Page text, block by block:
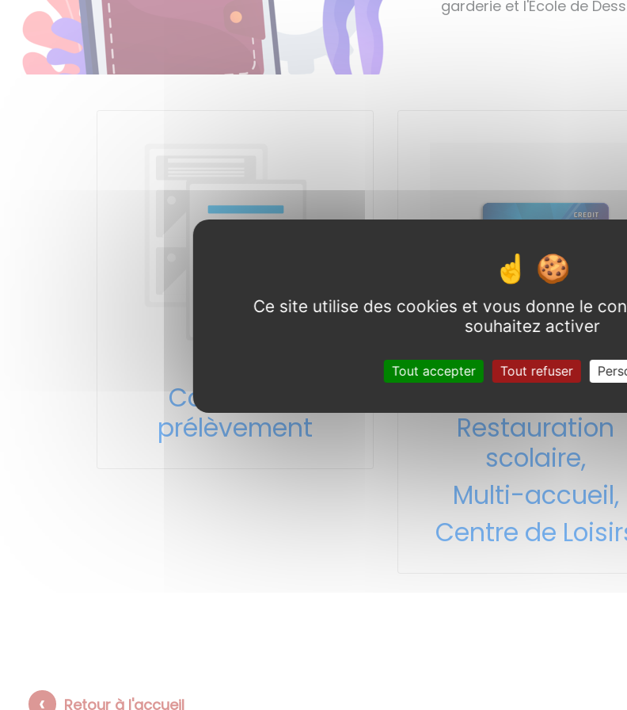
garderie et l'Ecole de
Contrat de
prélèvement
Restauration
scolaire,
Multi-accueil,
Centre de
Retour à l'accueil
Ce site utilise des cookies et vous donne le
souhaitez activer
Tout accepter Tout refuser